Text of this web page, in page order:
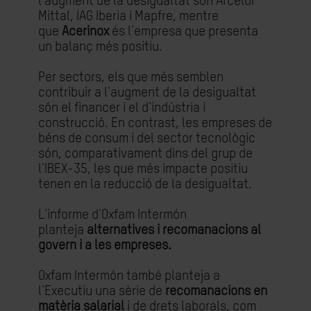
Mittal, IAG Iberia i Mapfre, mentre
que Acerinox és l'empresa que presenta
un balanç més positiu.
Per sectors, els que més semblen
contribuir a l'augment de la desigualtat
són el financer i el d'indústria i
construcció. En contrast, les empreses de
béns de consum i del sector tecnològic
són, comparativament dins del grup de
l'IBEX-35, les que més impacte positiu
tenen en la reducció de la desigualtat.
L'informe d'Oxfam Intermón
planteja alternatives i recomanacions al
govern i a les empreses.
Oxfam Intermón també planteja a
l'Executiu una sèrie de recomanacions en
matèria salarial i de drets laborals, com